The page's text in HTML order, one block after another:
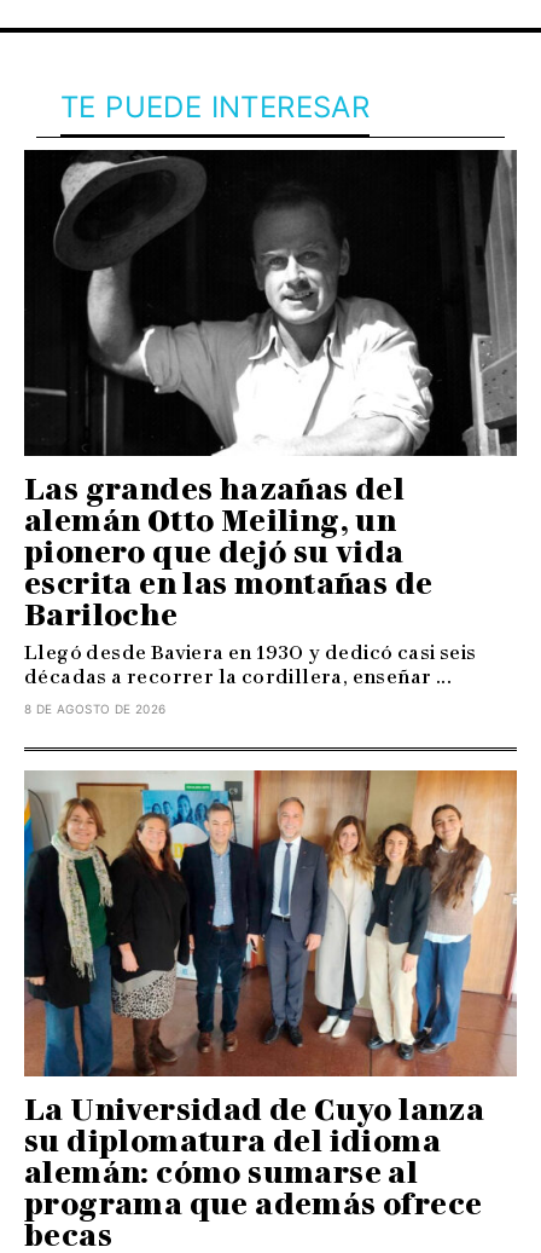
TE PUEDE INTERESAR
Las grandes hazañas del
alemán Otto Meiling, un
pionero que dejó su vida
escrita en las montañas de
Bariloche
Llegó desde Baviera en 1930 y dedicó casi seis
décadas a recorrer la cordillera, enseñar ...
8 DE AGOSTO DE 2026
La Universidad de Cuyo lanza
su diplomatura del idioma
alemán: cómo sumarse al
programa que además ofrece
becas